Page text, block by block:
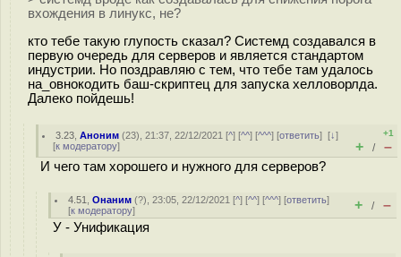
вхождения в линукс, не?
кто тебе такую глупость сказал? Системд создавался в
первую очередь для серверов и является стандартом
индустрии. Но поздравляю с тем, что тебе там удалось
на_овнокодить баш-скриптец для запуска хелловорлда.
Далеко пойдешь!
3.23 ,Аноним (23), 21:37, 22/12/2021 [^] [^^] [^^^] [ответить][↓]
[к модератору]
+1
+ / –
И чего там хорошего и нужного для серверов?
4.51 ,Онаним (?), 23:05, 22/12/2021 [^] [^^] [^^^] [ответить]
[к модератору] + / –
У - Унификация